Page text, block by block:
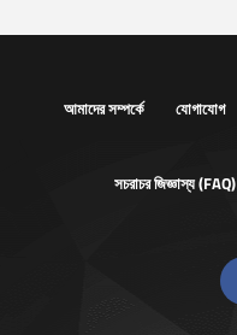
আমাদের সম্পর্কে যোগাযোগ
সচরাচর জিজ্ঞাস্য (FAQ)